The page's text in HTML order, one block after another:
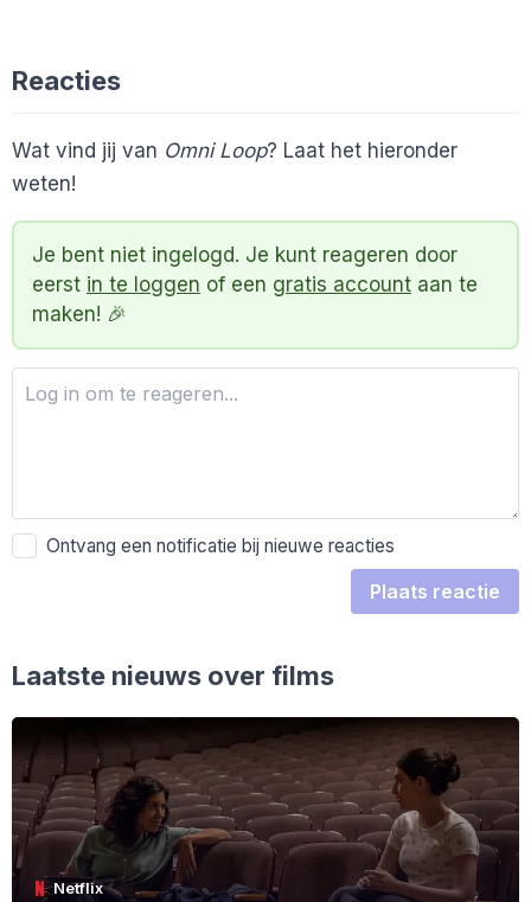
Reacties
Wat vind jij van Omni Loop? Laat het hieronder
weten!
Je bent niet ingelogd. Je kunt reageren door
eerst in te loggen of een gratis account aan te
maken! 🎉
Ontvang een notificatie bij nieuwe reacties
Plaats reactie
Laatste nieuws over films
Netflix